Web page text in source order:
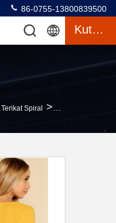
86-0755-13800839500
Kutipan
Spiral >